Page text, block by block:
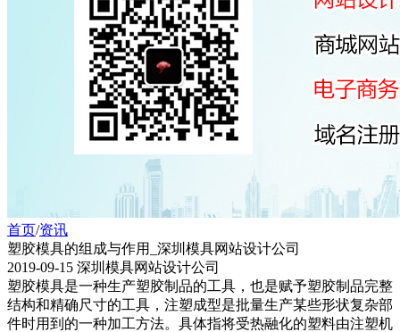
首页/资讯
塑胶模具的组成与作用_深圳模具网站设计公司
2019-09-15 深圳模具网站设计公司
塑胶模具是一种生产塑胶制品的工具，也是赋予塑胶制品完整
结构和精确尺寸的工具，注塑成型是批量生产某些形状复杂部
件时用到的一种加工方法。具体指将受热融化的塑料由注塑机